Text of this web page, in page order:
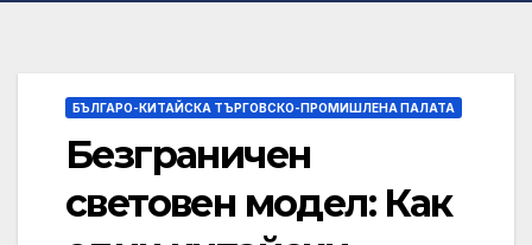
БЪЛГАРО-КИТАЙСКА ТЪРГОВСКО-ПРОМИШЛЕНА ПАЛАТА
Безграничен
световен модел: Как